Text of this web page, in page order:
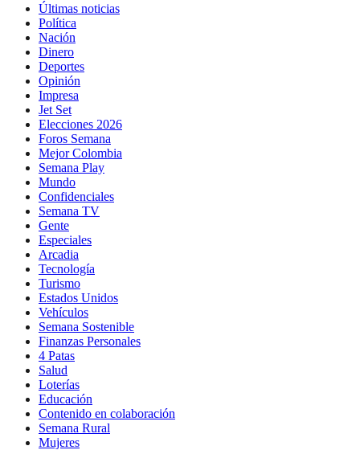
Últimas noticias
Política
Nación
Dinero
Deportes
Opinión
Impresa
Jet Set
Elecciones 2026
Foros Semana
Mejor Colombia
Semana Play
Mundo
Confidenciales
Semana TV
Gente
Especiales
Arcadia
Tecnología
Turismo
Estados Unidos
Vehículos
Semana Sostenible
Finanzas Personales
4 Patas
Salud
Loterías
Educación
Contenido en colaboración
Semana Rural
Mujeres